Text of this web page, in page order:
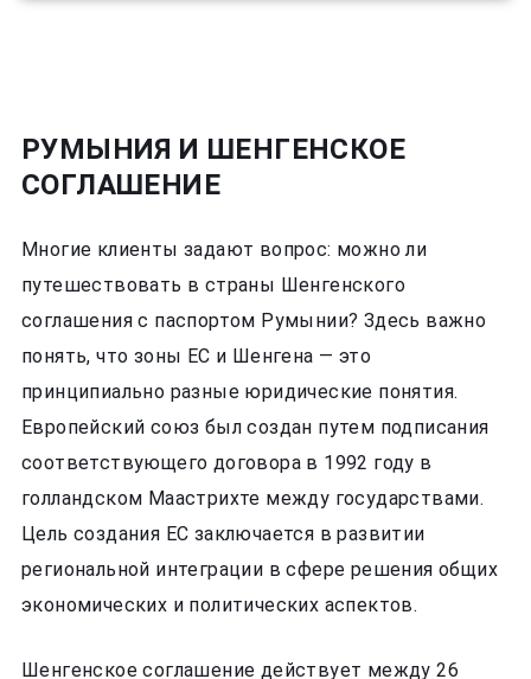
РУМЫНИЯ И ШЕНГЕНСКОЕ
СОГЛАШЕНИЕ
Многие клиенты задают вопрос: можно ли
путешествовать в страны Шенгенского
соглашения с паспортом Румынии? Здесь важно
понять, что зоны ЕС и Шенгена — это
принципиально разные юридические понятия.
Европейский союз был создан путем подписания
соответствующего договора в 1992 году в
голландском Маастрихте между государствами.
Цель создания ЕС заключается в развитии
региональной интеграции в сфере решения общих
экономических и политических аспектов.
Шенгенское соглашение действует между 26